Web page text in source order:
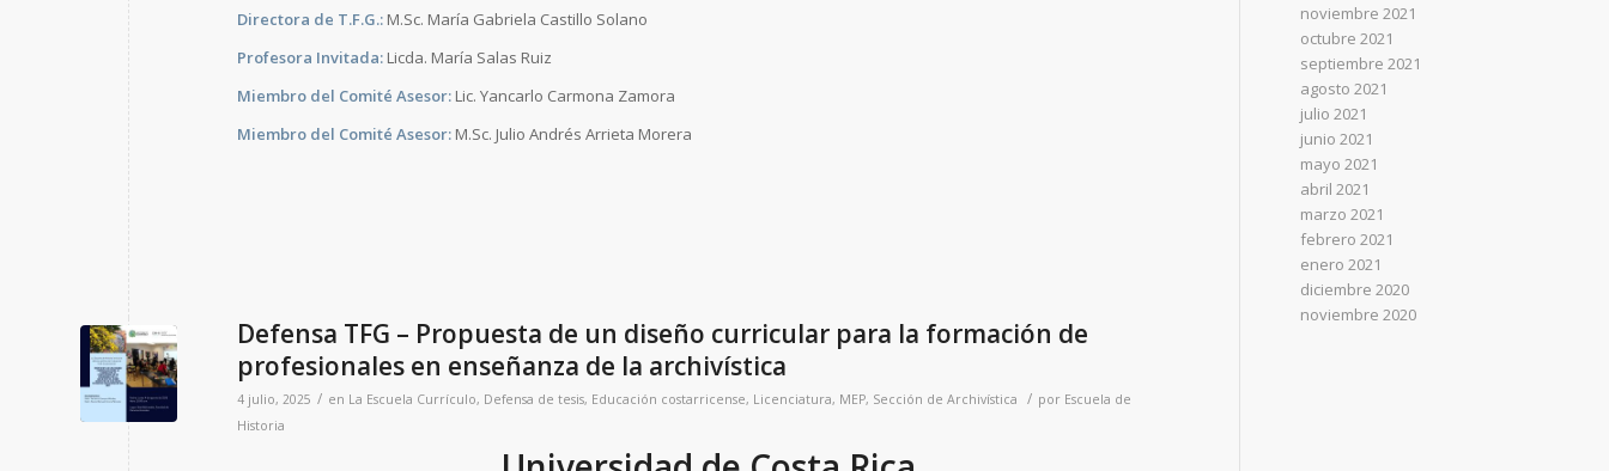
Directora de T.F.G.: M.Sc. María Gabriela Castillo Solano
Profesora Invitada: Licda. María Salas Ruiz
Miembro del Comité Asesor: Lic. Yancarlo Carmona Zamora
Miembro del Comité Asesor: M.Sc. Julio Andrés Arrieta Morera
Defensa TFG – Propuesta de un diseño curricular para la formación de
profesionales en enseñanza de la archivística
4 julio, 2025 / en La Escuela Currículo, Defensa de tesis, Educación costarricense, Licenciatura, MEP, Sección de Archivística / por Escuela de
Historia
noviembre 2021
octubre 2021
septiembre 2021
agosto 2021
julio 2021
junio 2021
mayo 2021
abril 2021
marzo 2021
febrero 2021
enero 2021
diciembre 2020
noviembre 2020